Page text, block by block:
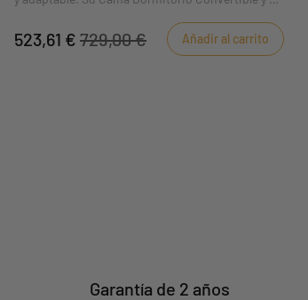
cálido mundo de la madera de roble dorada, la
decoración de esta cama, aportando un toque de
523,61 € 729,00 € Añadir al carrito
Garantía de 2 años